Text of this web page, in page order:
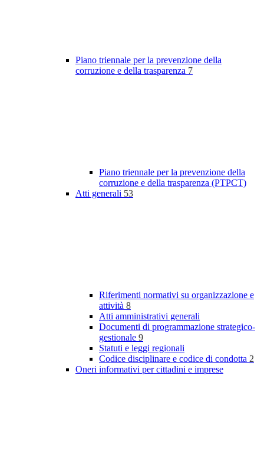
Piano triennale per la prevenzione della
corruzione e della trasparenza 7
Piano triennale per la prevenzione della
corruzione e della trasparenza (PTPCT)
Atti generali 53
Riferimenti normativi su organizzazione e
attività 8
Atti amministrativi generali
Documenti di programmazione strategico-
gestionale 9
Statuti e leggi regionali
Codice disciplinare e codice di condotta 2
Oneri informativi per cittadini e imprese